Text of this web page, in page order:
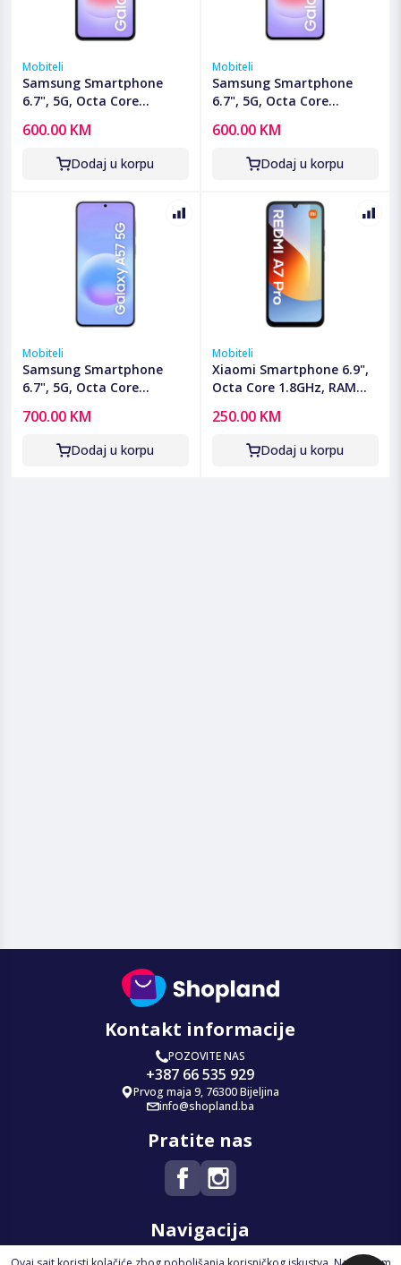
Mobiteli
Samsung Smartphone
6.7", 5G, Octa Core
50Mpixel - Galaxy A37 5G
6GB/128GB Green
600.00 KM
Dodaj u korpu
Mobiteli
Samsung Smartphone
6.7", 5G, Octa Core
50Mpixel - Galaxy A37 5G
6GB/128GB White
600.00 KM
Dodaj u korpu
Mobiteli
Samsung Smartphone
6.7", 5G, Octa Core
50Mpixel - Galaxy A57 5G
8GB/128GB Blue
700.00 KM
Dodaj u korpu
Mobiteli
Xiaomi Smartphone 6.9",
Octa Core 1.8GHz, RAM
Pro 4GB/128GB Black
250.00 KM
Dodaj u korpu
Kontakt informacije
POZOVITE NAS
+387 66 535 929
Prvog maja 9, 76300 Bijeljina
info@shopland.ba
Pratite nas
Navigacija